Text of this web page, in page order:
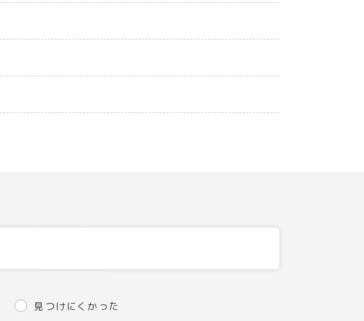
見つけにくかった